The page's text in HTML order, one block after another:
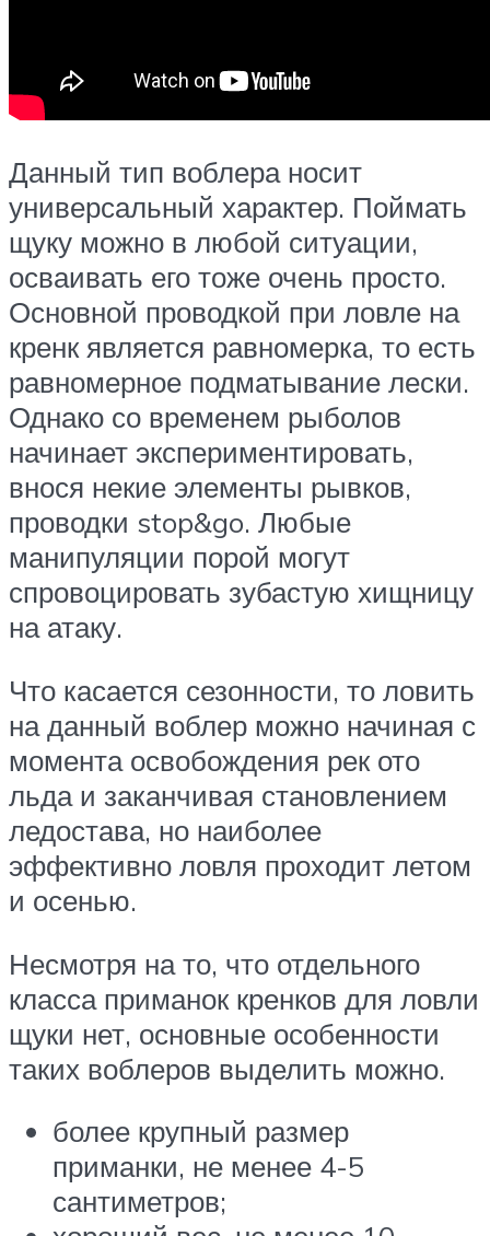
Данный тип воблера носит
универсальный характер. Поймать
щуку можно в любой ситуации,
осваивать его тоже очень просто.
Основной проводкой при ловле на
кренк является равномерка, то есть
равномерное подматывание лески.
Однако со временем рыболов
начинает экспериментировать,
внося некие элементы рывков,
проводки stop&go. Любые
манипуляции порой могут
спровоцировать зубастую хищницу
на атаку.
Что касается сезонности, то ловить
на данный воблер можно начиная с
момента освобождения рек ото
льда и заканчивая становлением
ледостава, но наиболее
эффективно ловля проходит летом
и осенью.
Несмотря на то, что отдельного
класса приманок кренков для ловли
щуки нет, основные особенности
таких воблеров выделить можно.
более крупный размер
приманки, не менее 4-5
сантиметров;